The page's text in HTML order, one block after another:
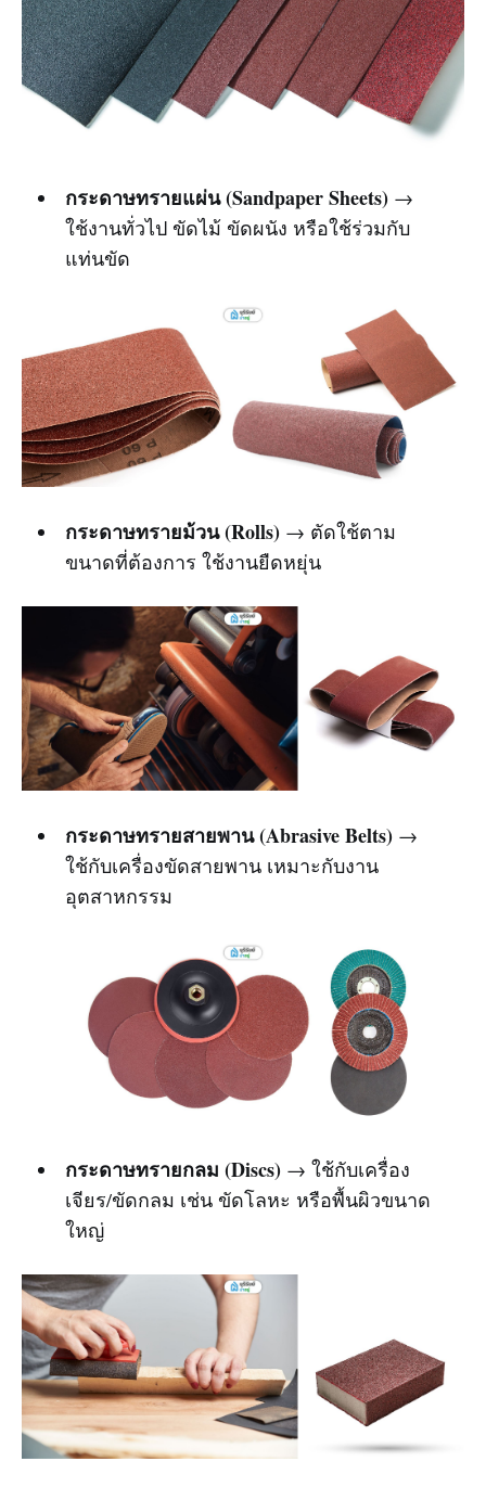
กระดาษทรายแผ่น (Sandpaper Sheets)→
ใช้งานทั่วไป ขัดไม้ ขัดผนัง หรือใช้ร่วมกับ
แท่นขัด
กระดาษทรายม้วน (Rolls)→ ตัดใช้ตาม
ขนาดที่ต้องการ ใช้งานยืดหยุ่น
กระดาษทรายสายพาน (Abrasive Belts)→
ใช้กับเครื่องขัดสายพาน เหมาะกับงาน
อุตสาหกรรม
กระดาษทรายกลม (Discs)→ ใช้กับเครื่อง
เจียร/ขัดกลม เช่น ขัดโลหะ หรือพื้นผิวขนาด
ใหญ่